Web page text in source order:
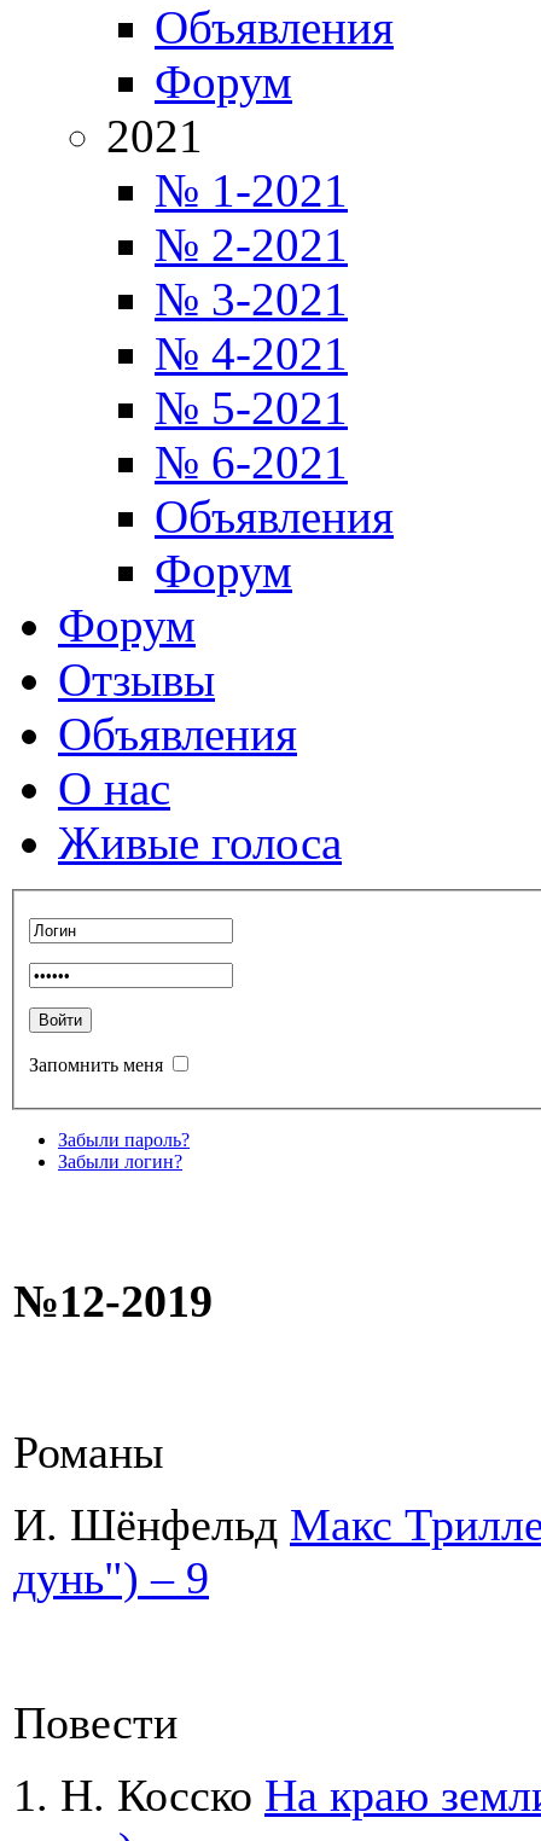
Объявления
Форум
2021
№ 1-2021
№ 2-2021
№ 3-2021
№ 4-2021
№ 5-2021
№ 6-2021
Объявления
Форум
Форум
Отзывы
Объявления
О нас
Живые голоса
Запомнить меня
Забыли пароль?
Забыли логин?
№12-2019
Романы
И. Шёнфельд Макс
дунь") – 9
Повести
1. Н. Косско На краю